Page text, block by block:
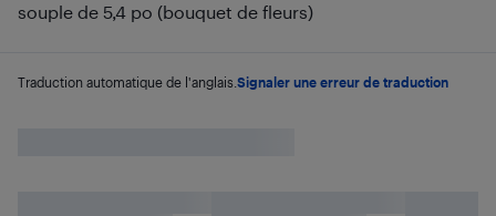
souple de 5,4 po (bouquet de fleurs)
Traduction automatique de l'anglais. Signaler une erreur de traduction